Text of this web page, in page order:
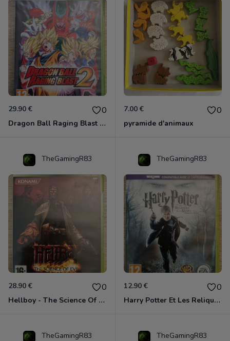
29.90 € 0
Dragon Ball Raging Blast 2 Xbox 360
7.00 € 0
pyramide d'animaux
TheGamingR83
28.90 € 0
Hellboy - The Science Of Evil Xbox 360
TheGamingR83
12.90 € 0
Harry Potter Et Les Reliques De La Mort - 1ère Partie Xbox 360
TheGamingR83 TheGamingR83